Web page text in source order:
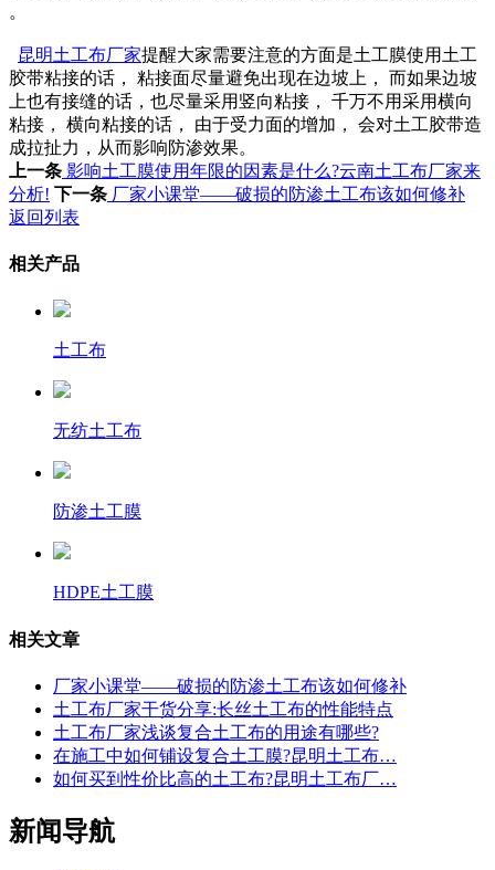
。
昆明土工布厂家提醒大家需要注意的方面是土工膜使用土工
胶带粘接的话， 粘接面尽量避免出现在边坡上， 而如果边坡
上也有接缝的话，也尽量采用竖向粘接， 千万不用采用横向
粘接， 横向粘接的话， 由于受力面的增加， 会对土工胶带造
成拉扯力，从而影响防渗效果。
上一条 影响土工膜使用年限的因素是什么?云南土工布厂家来
分析! 下一条 厂家小课堂——破损的防渗土工布该如何修补
返回列表
相关产品
土工布
无纺土工布
防渗土工膜
HDPE土工膜
相关文章
厂家小课堂——破损的防渗土工布该如何修补
土工布厂家干货分享:长丝土工布的性能特点
土工布厂家浅谈复合土工布的用途有哪些?
在施工中如何铺设复合土工膜?昆明土工布…
如何买到性价比高的土工布?昆明土工布厂…
新闻导航